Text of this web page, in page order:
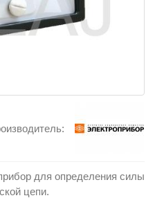
для определения силы
цепи.